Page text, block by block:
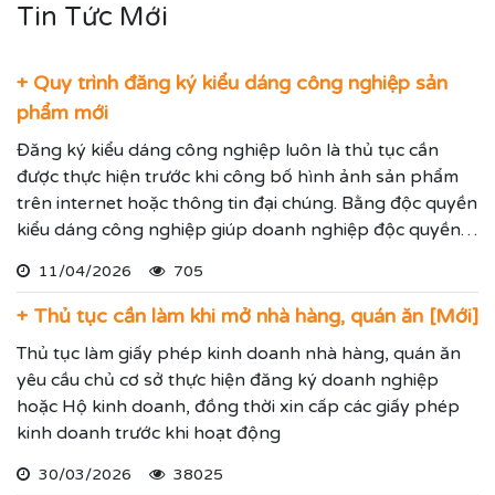
Tin Tức Mới
+ Quy trình đăng ký kiểu dáng công nghiệp sản
phẩm mới
Đăng ký kiểu dáng công nghiệp luôn là thủ tục cần
được thực hiện trước khi công bố hình ảnh sản phẩm
trên internet hoặc thông tin đại chúng. Bằng độc quyền
kiểu dáng công nghiệp giúp doanh nghiệp độc quyền
hạn đến 15 năm.
11/04/2026 705
+ Thủ tục cần làm khi mở nhà hàng, quán ăn [Mới]
Thủ tục làm giấy phép kinh doanh nhà hàng, quán ăn
yêu cầu chủ cơ sở thực hiện đăng ký doanh nghiệp
hoặc Hộ kinh doanh, đồng thời xin cấp các giấy phép
kinh doanh trước khi hoạt động
30/03/2026 38025